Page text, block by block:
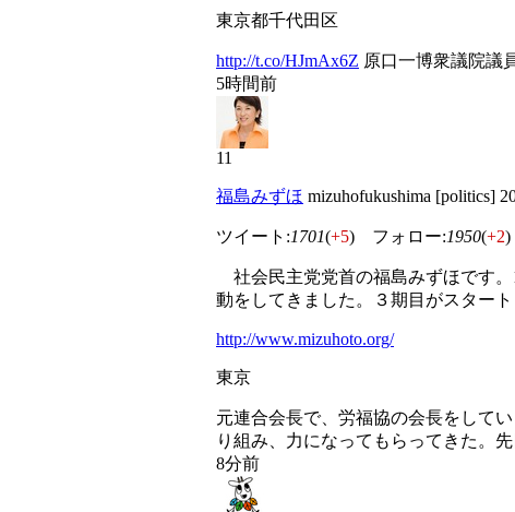
東京都千代田区
http://t.co/HJmAx6Z 原口一博衆議院議
5時間前
11
福島みずほ mizuhofukushima [politics]
ツイート:1701(+5) フォロー:1950(+2)
社会民主党党首の福島みずほです
動をしてきました。３期目がスター
http://www.mizuhoto.org/
東京
元連合会長で、労福協の会長をして
り組み、力になってもらってきた。
8分前